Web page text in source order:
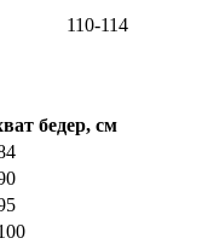
110-114
бедер, см